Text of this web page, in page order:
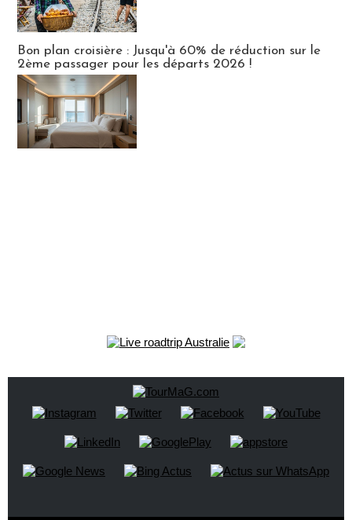
Bon plan croisière : Jusqu'à 60% de réduction sur le
2ème passager pour les départs 2026 !